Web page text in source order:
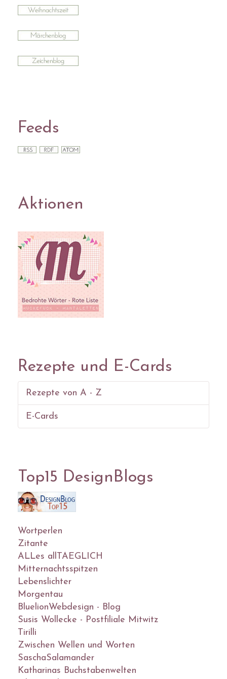
Feeds
Aktionen
Rezepte und E-Cards
Rezepte von A - Z
E-Cards
Top15 DesignBlogs
Wortperlen
Zitante
ALLes allTAEGLICH
Mitternachtsspitzen
Lebenslichter
Morgentau
BluelionWebdesign - Blog
Susis Wollecke - Postfiliale Mitwitz
Tirilli
Zwischen Wellen und Worten
SaschaSalamander
Katharinas Buchstabenwelten